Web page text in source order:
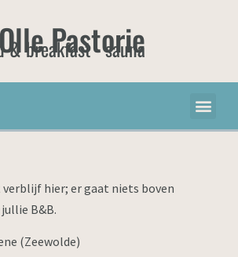
Pastorie
& breakfast - sauna
verblijf hier; er gaat niets boven
B&B.
(Zeewolde)